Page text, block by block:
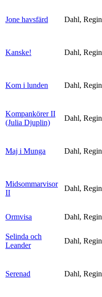
Jone havsfärd Dahl, Regin
Kanske! Dahl, Regin
Kom i lunden Dahl, Regin
Kompankörer II
(Julia Djuplin)
Dahl, Regin
Maj i Munga Dahl, Regin
Midsommarvisor
II
Dahl, Regin
Ormvisa Dahl, Regin
Selinda och
Leander
Dahl, Regin
Serenad Dahl, Regin